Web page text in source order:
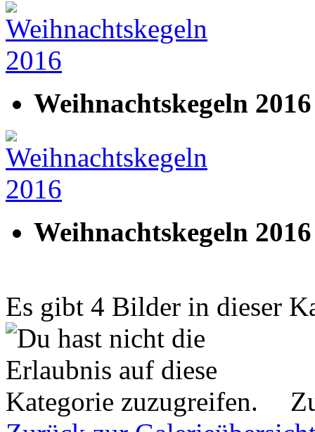
Weihnachtskegeln 2016
Weihnachtskegeln 2016
Es gibt 4 Bilder in dieser